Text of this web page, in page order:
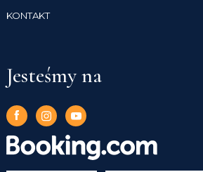
KONTAKT
Jesteśmy na